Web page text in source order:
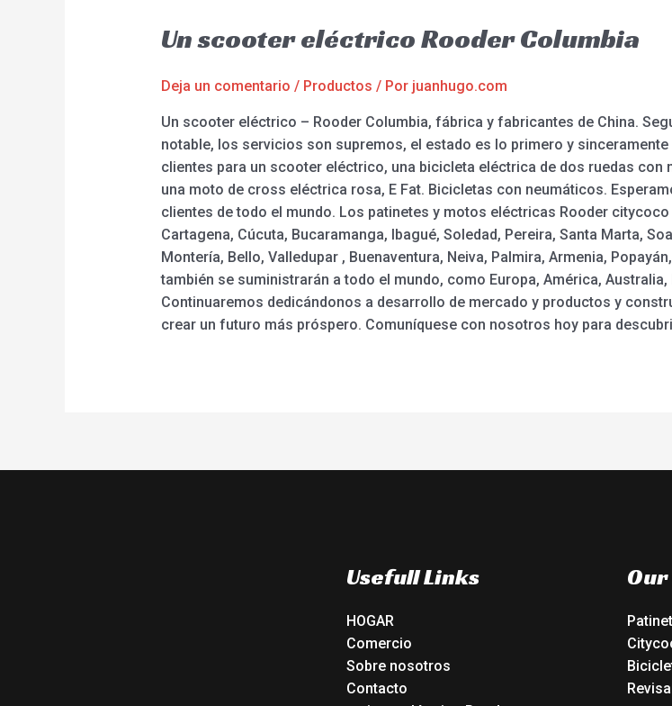
Un scooter eléctrico Rooder Columbia
Deja un comentario / Productos / Por juanhugo.com
Un scooter eléctrico – Rooder Columbia, fábrica y fabricantes de China.
notable, los servicios son supremos, el estado es lo primero y
clientes para un scooter eléctrico, una bicicleta eléctrica de dos ruedas
una moto de cross eléctrica rosa, E Fat. Bicicletas con neumáticos.
clientes de todo el mundo. Los patinetes y motos eléctricas Rooder
Cartagena, Cúcuta, Bucaramanga, Ibagué, Soledad, Pereira, Santa Marta,
Montería, Bello, Valledupar , Buenaventura, Neiva, Palmira, Armenia,
también se suministrarán a todo el mundo, como Europa, América,
Continuaremos dedicándonos a desarrollo de mercado y productos y
crear un futuro más próspero. Comuníquese con nosotros hoy para
Usefull Links
HOGAR
Comercio
Sobre nosotros
Contacto